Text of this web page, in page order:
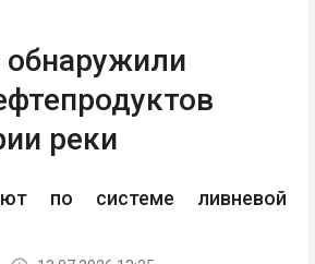
реки
по системе ливневой